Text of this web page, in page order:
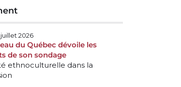
2026
du Québec dévoile les
de son sondage
ethnoculturelle dans la